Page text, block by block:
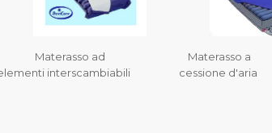
a Materasso ad Materasso a
cessione d'aria